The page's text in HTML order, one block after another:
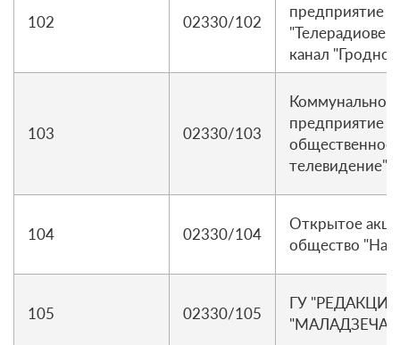
102 02330/102
предприятие
канал "Гродно
103 02330/103
Коммунальное
предприятие
общественное
телевидение"
104 02330/104
Открытое
общество
105 02330/105
ГУ "РЕДАКЦИЯ